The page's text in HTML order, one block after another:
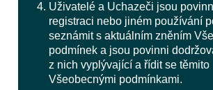
Uživatelé a Uchazeči jsou
registraci nebo jiném používání
seznámit s aktuálním zněním
podmínek a jsou povinni
z nich vyplývající a řídit se těmito
Všeobecnými podmínkami.